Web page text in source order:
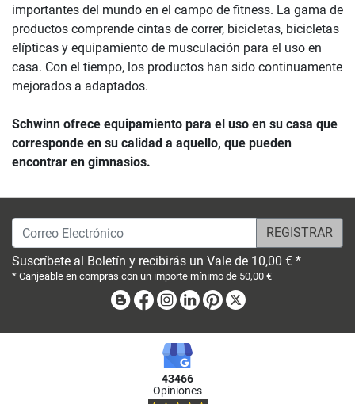
importantes del mundo en el campo de fitness. La gama de
productos comprende cintas de correr, bicicletas, bicicletas
elípticas y equipamiento de musculación para el uso en
casa. Con el tiempo, los productos han sido continuamente
mejorados a adaptados.
Schwinn ofrece equipamiento para el uso en su casa que
corresponde en su calidad a aquello, que pueden
encontrar en gimnasios.
Correo Electrónico
Suscríbete al Boletín y recibirás un Vale de 10,00 € *
* Canjeable en compras con un importe mínimo de 50,00 €
BlogFacebook
Instagram
LinkedinPinterest
43466
Opiniones